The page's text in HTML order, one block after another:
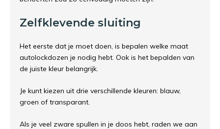
Zelfklevende sluiting
Het eerste dat je moet doen, is bepalen welke maat
autolockdozen je nodig hebt. Ook is het bepalden van
de juiste kleur belangrijk.
Je kunt kiezen uit drie verschillende kleuren: blauw,
groen of transparant.
Als je veel zware spullen in je doos hebt, raden we aan